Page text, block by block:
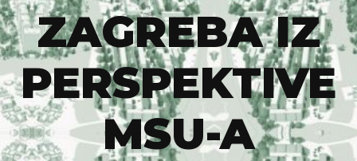
ZAGREBA IZ
PERSPEKTIVE
MSU-A